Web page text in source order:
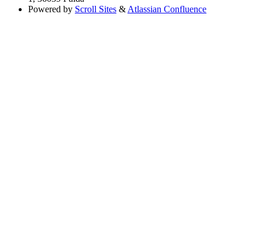
Powered by Scroll Sites &Atlassian Confluence